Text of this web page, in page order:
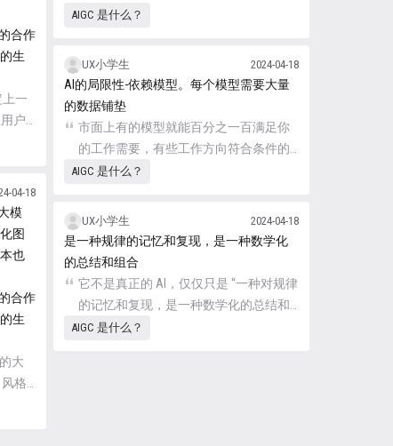
合作
生
上一
户
功
04-18
模
图
也
合作
生
大
格
该
周边环境对这个区域重新生成，能不能
AIGC 是什么？
UX小学生 2024-04-18
AI的局限性-依赖模型。每个模型需要大量
的数据铺垫
市面上有的模型就能百分之一百满足你
的工作需要，有些工作方向符合条件的
团队，可以自己训练模型，想要模型的
手工的筛选和打标，且最终的模型效果
很难保证。
AIGC 是什么？
UX小学生 2024-04-18
是一种规律的记忆和复现，是一种数学化
的总结和组合
它不是真正的 AI，仅仅只是 “一种对规律
的记忆和复现，是一种数学化的总结和
组合”。
AIGC 是什么？